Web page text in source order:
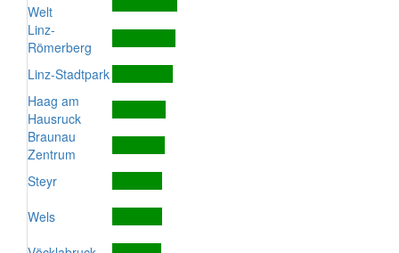
Welt
Linz-
Römerberg
Linz-Stadtpark
Haag am
Hausruck
Braunau
Zentrum
Steyr
Wels